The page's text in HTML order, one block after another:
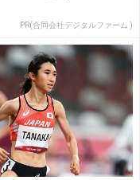
PR(合同会社デジタルファーム )